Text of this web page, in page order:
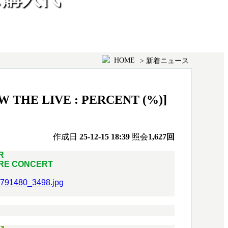
> 新着ニュース
HOME
THE LIVE : PERCENT (%)]
作成日 25-12-15 18:39 照会1,627回
CONCERT